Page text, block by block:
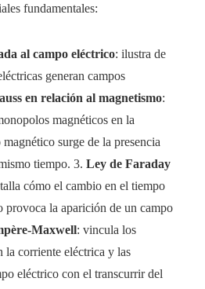
fundamentales:
al campo eléctrico: ilustra de
generan campos
en relación al magnetismo:
magnéticos en la
surge de la presencia
tiempo. 3. Ley de Faraday
cómo el cambio en el tiempo
provoca la aparición de un campo
Maxwell: vincula los
la corriente eléctrica y las
eléctrico con el transcurrir del